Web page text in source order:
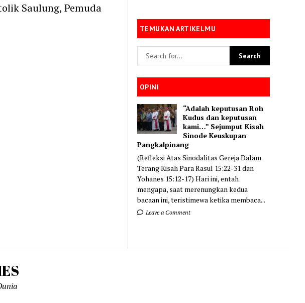
Saulung, Pemuda
TEMUKAN ARTIKELMU
OPINI
“Adalah keputusan Roh
Kudus dan keputusan
kami…” Sejumput Kisah
Sinode Keuskupan
Pangkalpinang
(Refleksi Atas Sinodalitas Gereja Dalam
Terang Kisah Para Rasul 15:22-31 dan
Yohanes 15:12-17) Hari ini, entah
mengapa, saat merenungkan kedua
bacaan ini, teristimewa ketika membaca...
Leave a Comment